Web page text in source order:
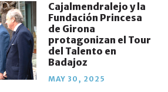
Cajalmendralejo y la
Fundación Princesa
de Girona
protagonizan el Tour
del Talento en
Badajoz
MAY 30, 2025